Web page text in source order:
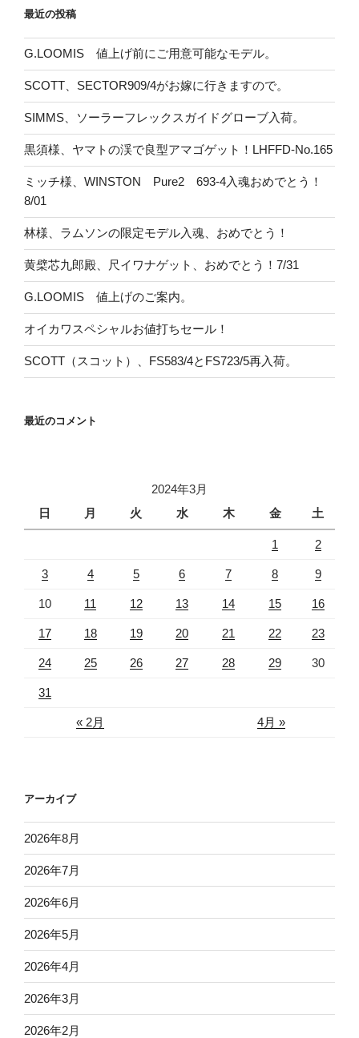
最近の投稿
G.LOOMIS 値上げ前にご用意可能なモデル。
SCOTT、SECTOR909/4がお嫁に行きますので。
SIMMS、ソーラーフレックスガイドグローブ入荷。
黒須様、ヤマトの渓で良型アマゴゲット！LHFFD-No.165
ミッチ様、WINSTON Pure2 693-4入魂おめでとう！
8/01
林様、ラムソンの限定モデル入魂、おめでとう！
黄檗芯九郎殿、尺イワナゲット、おめでとう！7/31
G.LOOMIS 値上げのご案内。
オイカワスペシャルお値打ちセール！
SCOTT（スコット）、FS583/4とFS723/5再入荷。
最近のコメント
2024年3月
日
月 火 水 木 金 土
« 2月 4月 »
1 2
3 4 5 6 7 8 9
10 11 12 13 14 15 16
17 18 19 20 21 22 23
24 25 26 27 28 29 30
31
アーカイブ
2026年8月
2026年7月
2026年6月
2026年5月
2026年4月
2026年3月
2026年2月